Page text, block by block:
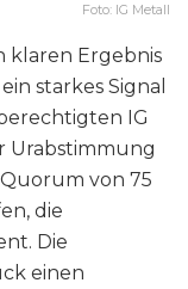
Foto: IG Metall
klaren Ergebnis
starkes Signal
IG
Urabstimmung
von 75
die
Die
einen